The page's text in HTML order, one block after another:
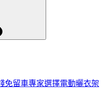
免留車專家選擇電動曬衣架